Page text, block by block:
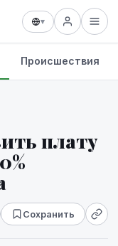
▾
Происшествия
плату
Сохранить